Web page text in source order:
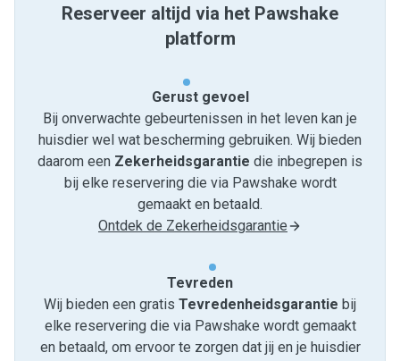
Reserveer altijd via het Pawshake
platform
Gerust gevoel
Bij onverwachte gebeurtenissen in het leven kan je
huisdier wel wat bescherming gebruiken. Wij bieden
daarom een Zekerheidsgarantie die inbegrepen is
bij elke reservering die via Pawshake wordt
gemaakt en betaald.
Ontdek de Zekerheidsgarantie
Tevreden
Wij bieden een gratis Tevredenheids­garantie bij
elke reservering die via Pawshake wordt gemaakt
en betaald, om ervoor te zorgen dat jij en je huisdier